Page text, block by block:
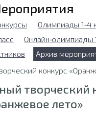
Олимпиады 1‑4
Онлайн‑олимпиады
Архив
творческий
лето»